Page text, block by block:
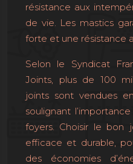
résistance aux
de vie. Les mastics
forte et une résistance
Selon le Syndicat
Joints, plus de 100
joints sont vendues
soulignant
foyers. Choisir le bon
efficace et durable,
des économies